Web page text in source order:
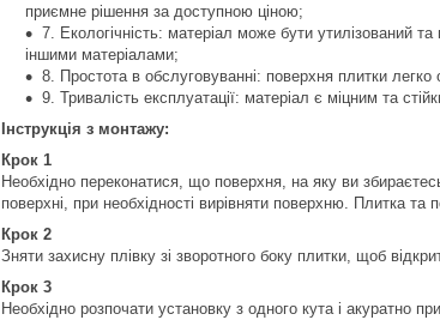
приємне рішення за доступною ціною;
7. Екологічність: матеріал може бути утилізований
іншими матеріалами;
8. Простота в обслуговуванні: поверхня плитки
9. Тривалість експлуатації: матеріал є міцним та
Інструкція з монтажу:
Крок 1
Необхідно переконатися, що поверхня, на яку ви
поверхні, при необхідності вирівняти поверхню. Плитка
Крок 2
Зняти захисну плівку зі зворотного боку плитки, щоб
Крок 3
Необхідно розпочати установку з одного кута і акуратно